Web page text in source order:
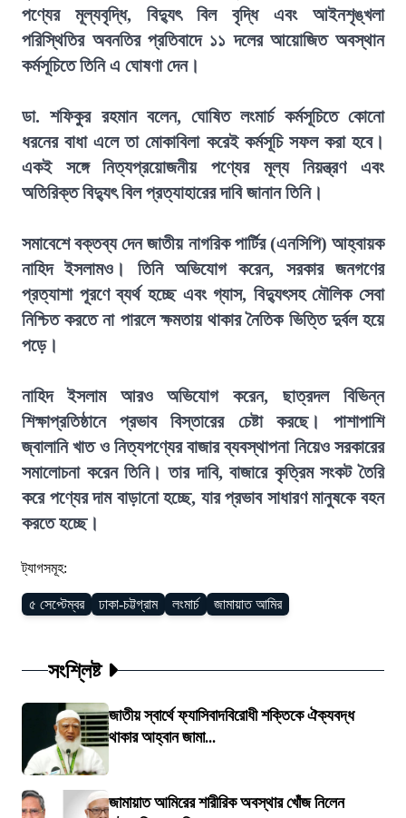
পণ্যের মূল্যবৃদ্ধি, বিদ্যুৎ বিল বৃদ্ধি এবং আইনশৃঙ্খলা
পরিস্থিতির অবনতির প্রতিবাদে ১১ দলের আয়োজিত অবস্থান
কর্মসূচিতে তিনি এ ঘোষণা দেন।
ডা. শফিকুর রহমান বলেন, ঘোষিত লংমার্চ কর্মসূচিতে কোনো
ধরনের বাধা এলে তা মোকাবিলা করেই কর্মসূচি সফল করা হবে।
একই সঙ্গে নিত্যপ্রয়োজনীয় পণ্যের মূল্য নিয়ন্ত্রণ এবং
অতিরিক্ত বিদ্যুৎ বিল প্রত্যাহারের দাবি জানান তিনি।
সমাবেশে বক্তব্য দেন জাতীয় নাগরিক পার্টির (এনসিপি) আহ্বায়ক
নাহিদ ইসলামও। তিনি অভিযোগ করেন, সরকার জনগণের
প্রত্যাশা পূরণে ব্যর্থ হচ্ছে এবং গ্যাস, বিদ্যুৎসহ মৌলিক সেবা
নিশ্চিত করতে না পারলে ক্ষমতায় থাকার নৈতিক ভিত্তি দুর্বল হয়ে
পড়ে।
নাহিদ ইসলাম আরও অভিযোগ করেন, ছাত্রদল বিভিন্ন
শিক্ষাপ্রতিষ্ঠানে প্রভাব বিস্তারের চেষ্টা করছে। পাশাপাশি
জ্বালানি খাত ও নিত্যপণ্যের বাজার ব্যবস্থাপনা নিয়েও সরকারের
সমালোচনা করেন তিনি। তার দাবি, বাজারে কৃত্রিম সংকট তৈরি
করে পণ্যের দাম বাড়ানো হচ্ছে, যার প্রভাব সাধারণ মানুষকে বহন
করতে হচ্ছে।
ট্যাগসমূহ:
৫ সেপ্টেম্বর ঢাকা-চট্টগ্রাম লংমার্চ জামায়াত আমির
সংশ্লিষ্ট
জাতীয় স্বার্থে ফ্যাসিবাদবিরোধী শক্তিকে ঐক্যবদ্ধ
থাকার আহ্বান জামা...
জামায়াত আমিরের শারীরিক অবস্থার খোঁজ নিলেন